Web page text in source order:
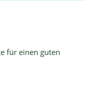
für einen guten